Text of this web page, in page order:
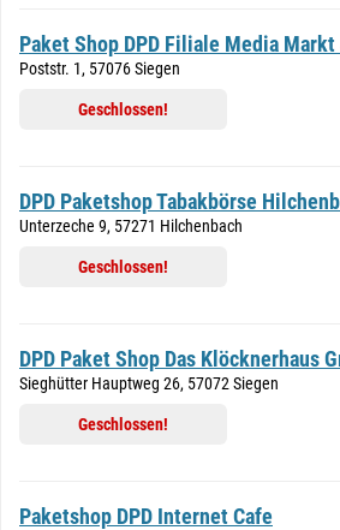
Paket Shop DPD Filiale Media
Poststr. 1, 57076 Siegen
Geschlossen!
DPD Paketshop Tabakbörse
Unterzeche 9, 57271 Hilchenbach
Geschlossen!
DPD Paket Shop Das Klöcknerhaus
Sieghütter Hauptweg 26, 57072 Siegen
Geschlossen!
Paketshop DPD Internet Cafe